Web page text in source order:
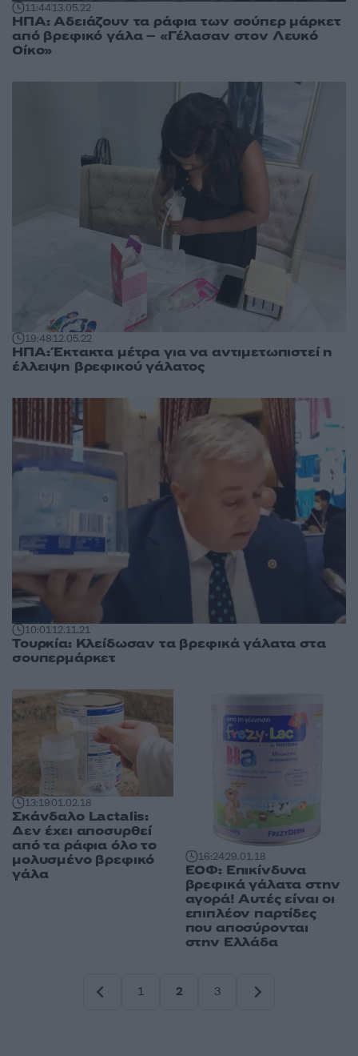
11:4413.05.22
ΗΠΑ: Αδειάζουν τα ράφια των σούπερ μάρκετ
από βρεφικό γάλα – «Γέλασαν στον Λευκό
Οίκο»
19:4812.05.22
ΗΠΑ: Έκτακτα μέτρα για να αντιμετωπιστεί η
έλλειψη βρεφικού γάλατος
10:0112.11.21
Τουρκία: Κλείδωσαν τα βρεφικά γάλατα στα
σουπερμάρκετ
13:1901.02.18
Σκάνδαλο Lactalis:
Δεν έχει αποσυρθεί
από τα ράφια όλο το
μολυσμένο βρεφικό
γάλα
16:2429.01.18
ΕΟΦ: Επικίνδυνα
βρεφικά γάλατα στην
αγορά! Αυτές είναι οι
επιπλέον παρτίδες
που αποσύρονται
στην Ελλάδα
1
2
3